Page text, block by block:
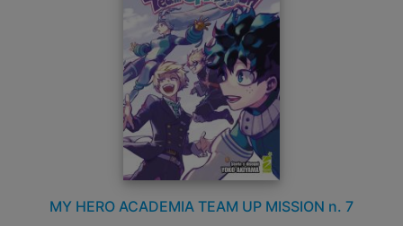
MY HERO ACADEMIA TEAM UP MISSION n. 7